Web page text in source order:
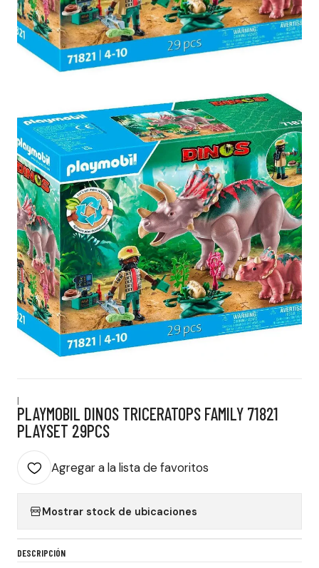
|
PLAYMOBIL DINOS TRICERATOPS FAMILY 71821
PLAYSET 29PCS
Agregar a la lista de favoritos
Mostrar stock de ubicaciones
DESCRIPCIÓN